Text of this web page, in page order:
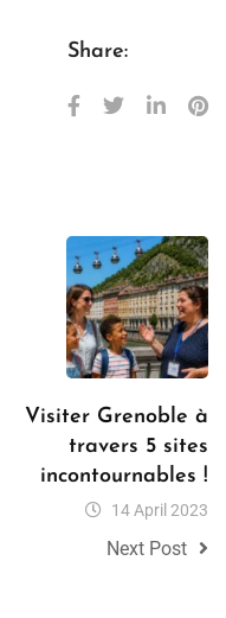
Share:
Visiter Grenoble à
travers 5 sites
incontournables !
14 April 2023
Next Post